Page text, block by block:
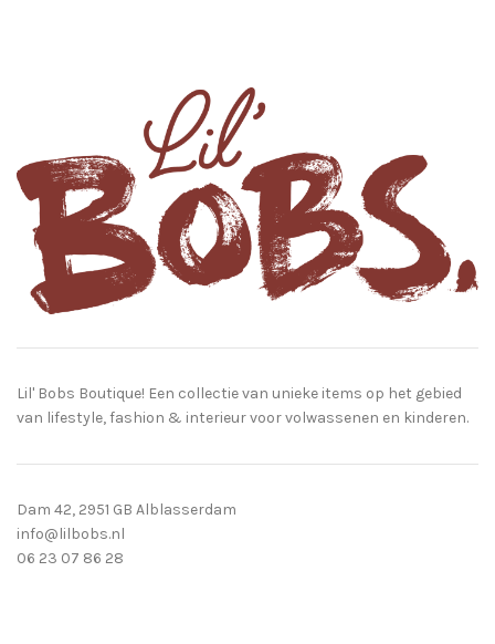
Lil' Bobs Boutique! Een collectie van unieke items op het gebied
van lifestyle, fashion & interieur voor volwassenen en kinderen.
Dam 42, 2951 GB Alblasserdam
info@lilbobs.nl
06 23 07 86 28